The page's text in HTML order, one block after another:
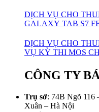
DỊCH VỤ CHO
GALAXY TAB S7
DỊCH VỤ CHO
VỤ KỲ THI MOS
CÔNG TY
Trụ sở: 74B Ngõ 116
Xuân – Hà Nội